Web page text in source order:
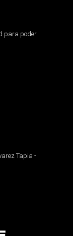
para poder
Tapia -